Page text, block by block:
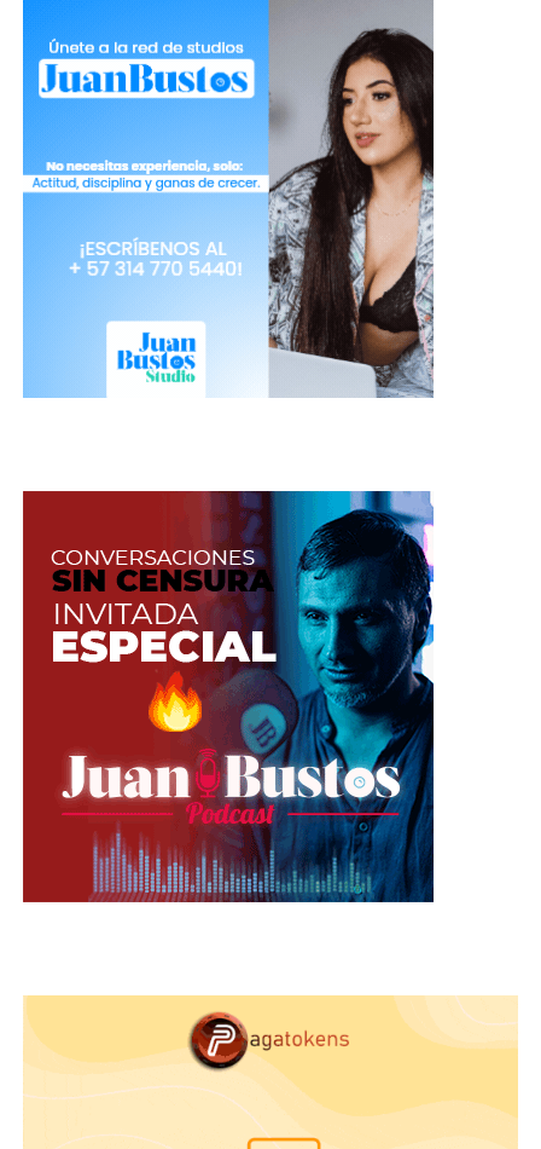
disponibles para lograr mayor cantidad de tokens,
fans y exposición como modelo web. Es por eso
que no puedes olvidar asistir a esta clase, que te
brindará nuevas herramientas para manejar tu
negocio.